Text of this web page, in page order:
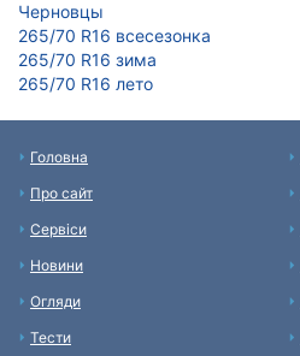
Черновцы
265/70 R16 всесезонка
265/70 R16 зима
265/70 R16 лето
Головна
Про сайт
Сервіси
Новини
Огляди
Тести